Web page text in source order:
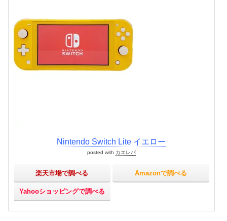
Nintendo Switch Lite イエロー
posted with カエレバ
楽天市場で調べる Amazonで調べる
Yahooショッピングで調べる